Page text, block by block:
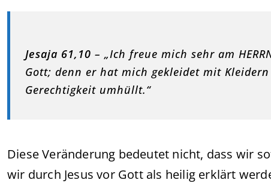
Jesaja 61,10 – „Ich freue mich sehr am
Gott; denn er hat mich gekleidet mit
Gerechtigkeit umhüllt.“
Diese Veränderung bedeutet nicht, dass wir
wir durch Jesus vor Gott als heilig erklärt